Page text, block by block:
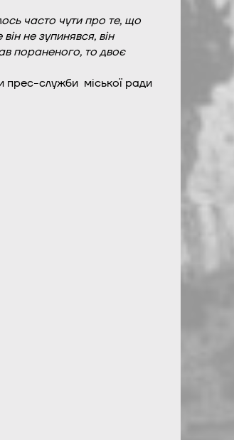
часто чути про те, що
не зупинявся, він
пораненого, то двоє
прес-служби міської ради